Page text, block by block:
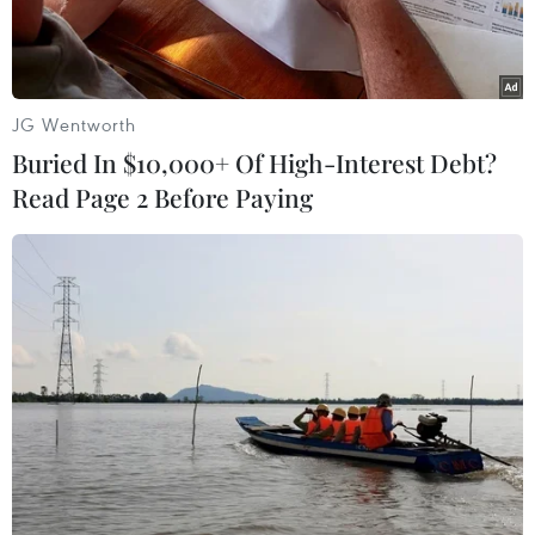
Máy bay của hãng hàng không Korean Air. (Nguồn: Yonhap)
Một cuộc thăm dò của công ty tài chính Yonhap
Infomax thuộc hãng tin Yonhap công bố
ngày 11/4 cho thấy hãng hàng không hàng đầu
Hàn Quốc Korean Air Lines Co. dự kiến kết quả
JG Wentworth
Buried In $10,000+ Of High-Interest Debt?
Read Page 2 Before Paying